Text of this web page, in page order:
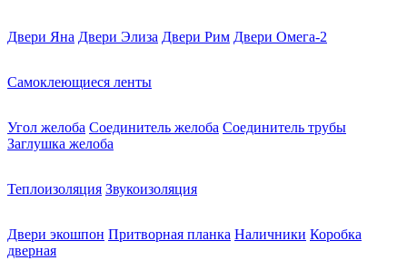
Двери Яна Двери Элиза Двери Рим Двери Омега-2
Самоклеющиеся ленты
Угол желоба Соединитель желоба Соединитель трубы
Заглушка желоба
Теплоизоляция Звукоизоляция
Двери экошпон Притворная планка Наличники Коробка
дверная